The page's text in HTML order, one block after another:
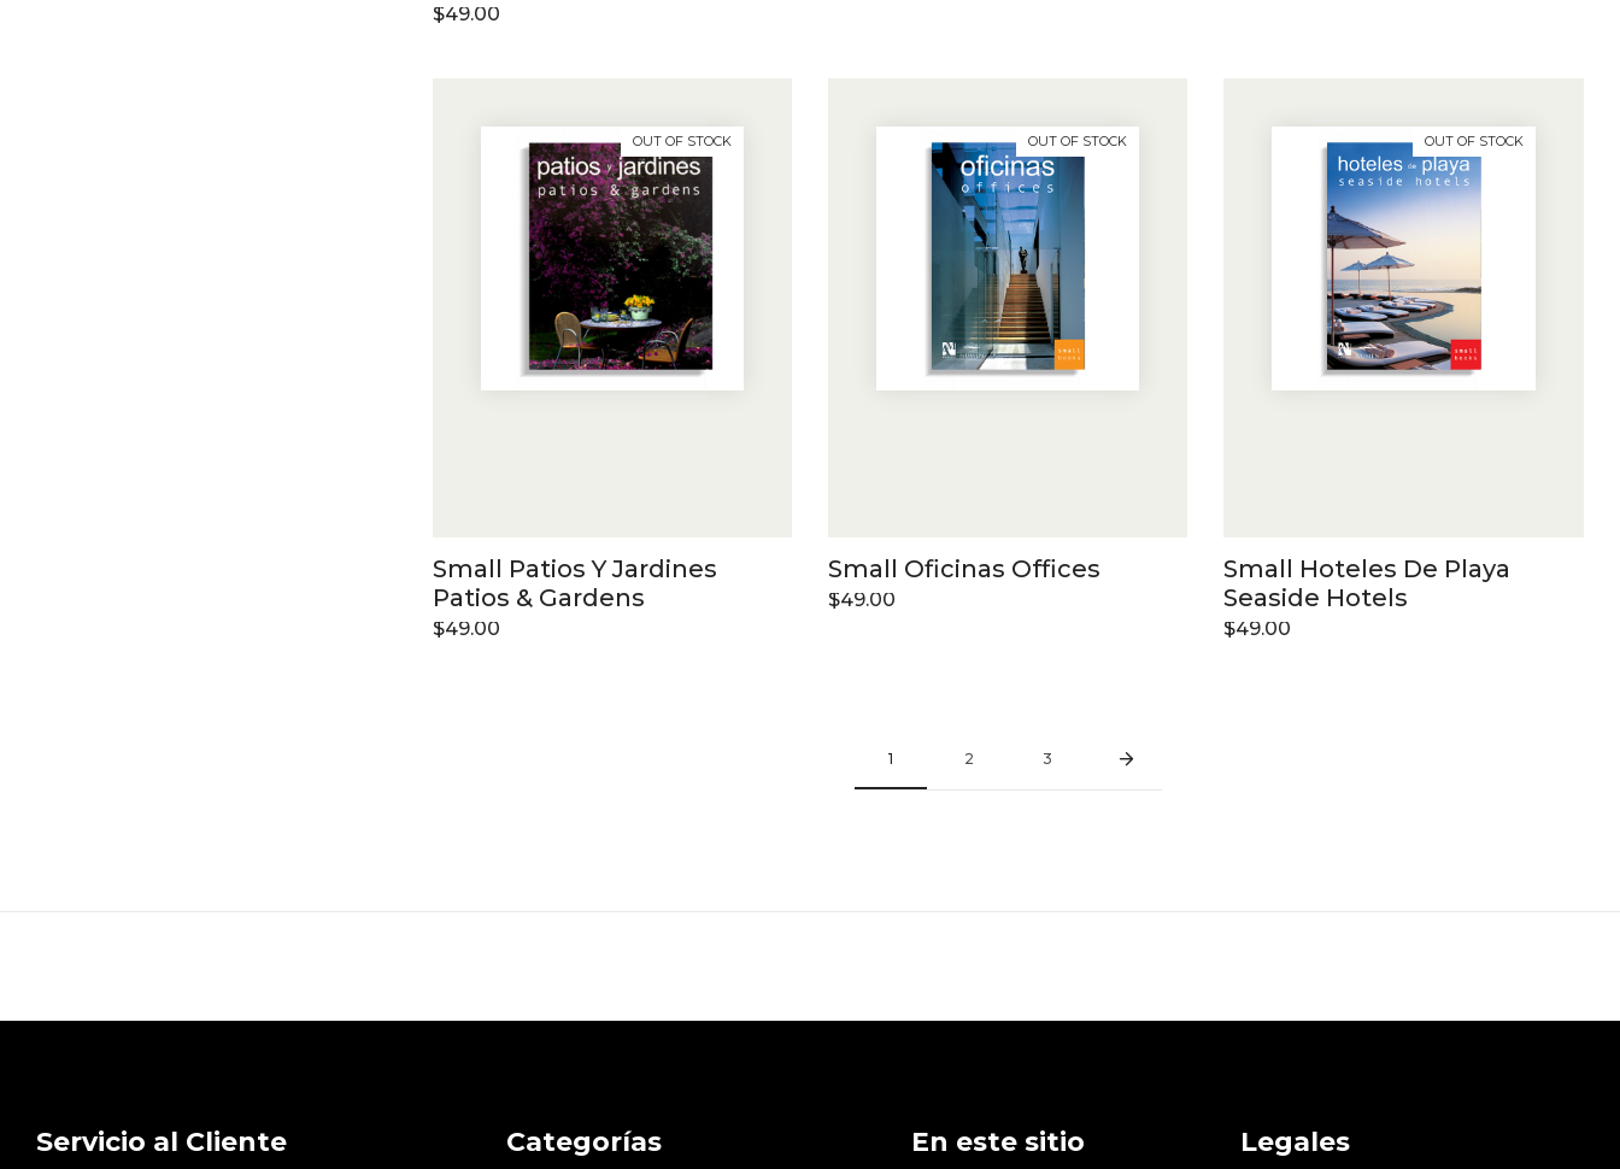
$49.00
OUT OF STOCK
Small Patios Y Jardines
Patios & Gardens
$49.00
OUT OF STOCK
Small Oficinas Offices
$49.00
OUT OF STOCK
Small Hoteles De Playa
Seaside Hotels
$49.00
1 2 3
Servicio al Cliente Categorías En este sitio Legales